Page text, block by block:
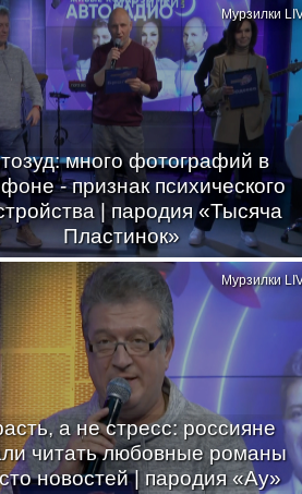
много фотографий в
- признак психического
| пародия «Тысяча
Пластинок»
Мурзилки
а не стресс: россияне
читать любовные романы
новостей | пародия «Ау»
Мурзилки